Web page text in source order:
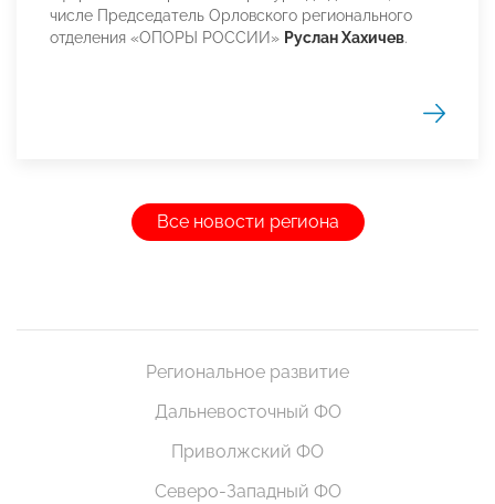
числе Председатель Орловского регионального
отделения «ОПОРЫ РОССИИ» Руслан Хахичев.
Все новости региона
Региональное развитие
Дальневосточный ФО
Приволжский ФО
Северо-Западный ФО